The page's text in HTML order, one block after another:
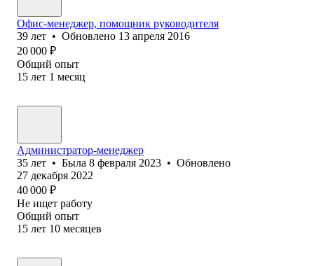
Офис-менеджер, помощник руководителя
39 лет • Обновлено 13 апреля 2016
20 000 ₽
Общий опыт
15 лет 1 месяц
Администратор-менеджер
35 лет • Была 8 февраля 2023 • Обновлено
27 декабря 2022
40 000 ₽
Не ищет работу
Общий опыт
15 лет 10 месяцев